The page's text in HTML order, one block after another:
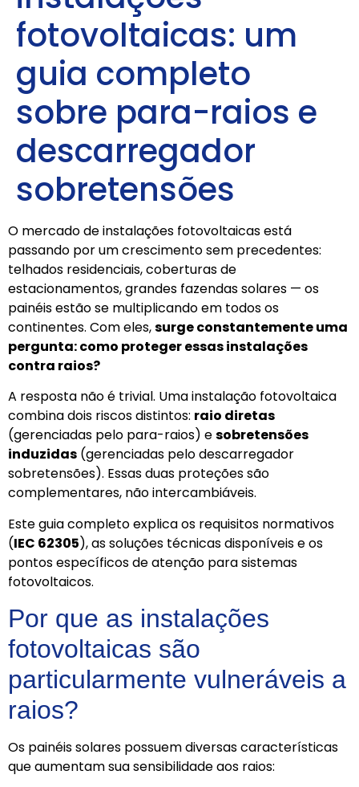
fotovoltaicas: um
guia completo
sobre para-raios e
descarregador
sobretensões
O mercado de instalações fotovoltaicas está
passando por um crescimento sem precedentes:
telhados residenciais, coberturas de
estacionamentos, grandes fazendas solares — os
painéis estão se multiplicando em todos os
continentes. Com eles,surge constantemente uma
pergunta: como proteger essas instalações
contra raios?
A resposta não é trivial. Uma instalação fotovoltaica
combina dois riscos distintos: raio diretas
(gerenciadas pelo para-raios) esobretensões
induzidas (gerenciadas pelo descarregador
sobretensões). Essas duas proteções são
complementares, não intercambiáveis.
Este guia completo explica os requisitos normativos
(IEC 62305), as soluções técnicas disponíveis e os
pontos específicos de atenção para sistemas
fotovoltaicos.
Por que as instalações
fotovoltaicas são
particularmente vulneráveis ​​a
raios?
Os painéis solares possuem diversas características
que aumentam sua sensibilidade aos raios: